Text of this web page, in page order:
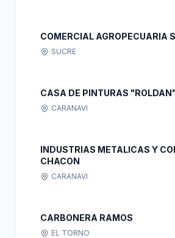
COMERCIAL AGROPECUARIA
SUCRE
CASA DE PINTURAS "ROLDAN"
CARANAVI
INDUSTRIAS METALICAS Y
CHACON
CARANAVI
CARBONERA RAMOS
EL TORNO